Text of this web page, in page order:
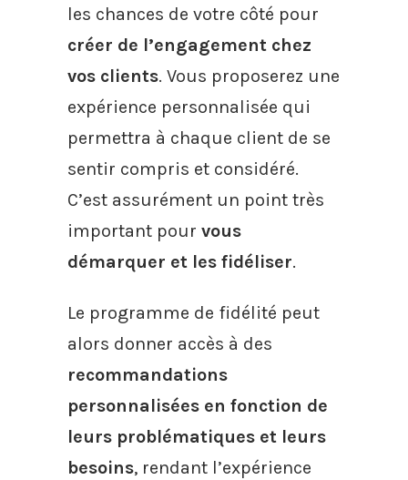
les chances de votre côté pour
créer de l’engagement chez
vos clients. Vous proposerez une
expérience personnalisée qui
permettra à chaque client de se
sentir compris et considéré.
C’est assurément un point très
important pour vous
démarquer et les fidéliser.
Le programme de fidélité peut
alors donner accès à des
recommandations
personnalisées en fonction de
leurs problématiques et leurs
besoins, rendant l’expérience